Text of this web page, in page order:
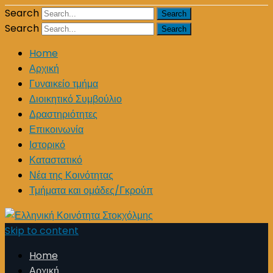
Search
Search
Home
Αρχική
Γυναικείο τμήμα
Διοικητικό Συμβούλιο
Δραστηριότητες
Επικοινωνία
Ιστορικό
Καταστατικό
Νέα της Κοινότητας
Τμήματα και ομάδες/Γκρούπ
Skip to content
Home